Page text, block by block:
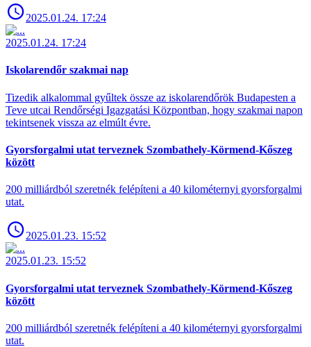
2025.01.24. 17:24
2025.01.24. 17:24
Iskolarendőr szakmai nap
Tizedik alkalommal gyűltek össze az iskolarendőrök Budapesten a
Teve utcai Rendőrségi Igazgatási Központban, hogy szakmai napon
tekintsenek vissza az elmúlt évre.
Gyorsforgalmi utat terveznek Szombathely-Körmend-Kőszeg
között
200 milliárdból szeretnék felépíteni a 40 kilométernyi gyorsforgalmi
utat.
2025.01.23. 15:52
2025.01.23. 15:52
Gyorsforgalmi utat terveznek Szombathely-Körmend-Kőszeg
között
200 milliárdból szeretnék felépíteni a 40 kilométernyi gyorsforgalmi
utat.